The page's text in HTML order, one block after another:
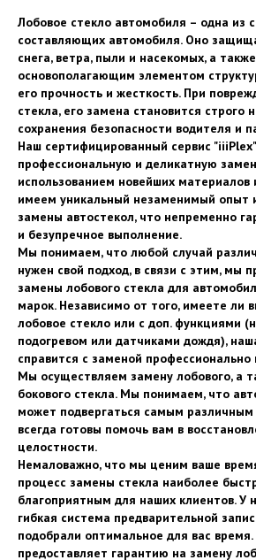
Лобовое стекло автомобиля – одна из
составляющих автомобиля. Оно
снега, ветра, пыли и насекомых, а
основополагающим элементом
его прочность и жесткость. При
стекла, его замена становится строго
сохранения безопасности водителя и
Наш сертифицированный сервис
профессиональную и деликатную
использованием новейших
имеем уникальный незаменимый опыт
замены автостекол, что непременно
и безупречное выполнение.
Мы понимаем, что любой случай
нужен свой подход, в связи с этим, мы
замены лобового стекла для
марок. Независимо от того, имеете ли
лобовое стекло или с доп. функциями
подогревом или датчиками дождя),
справится с заменой профессионально
Мы осуществляем замену лобового, а
бокового стекла. Мы понимаем, что
может подвергаться самым
всегда готовы помочь вам в
целостности.
Немаловажно, что мы ценим ваше
процесс замены стекла наиболее
благоприятным для наших клиентов. У
гибкая система предварительной
подобрали оптимальное для вас
предоставляет гарантию на замену